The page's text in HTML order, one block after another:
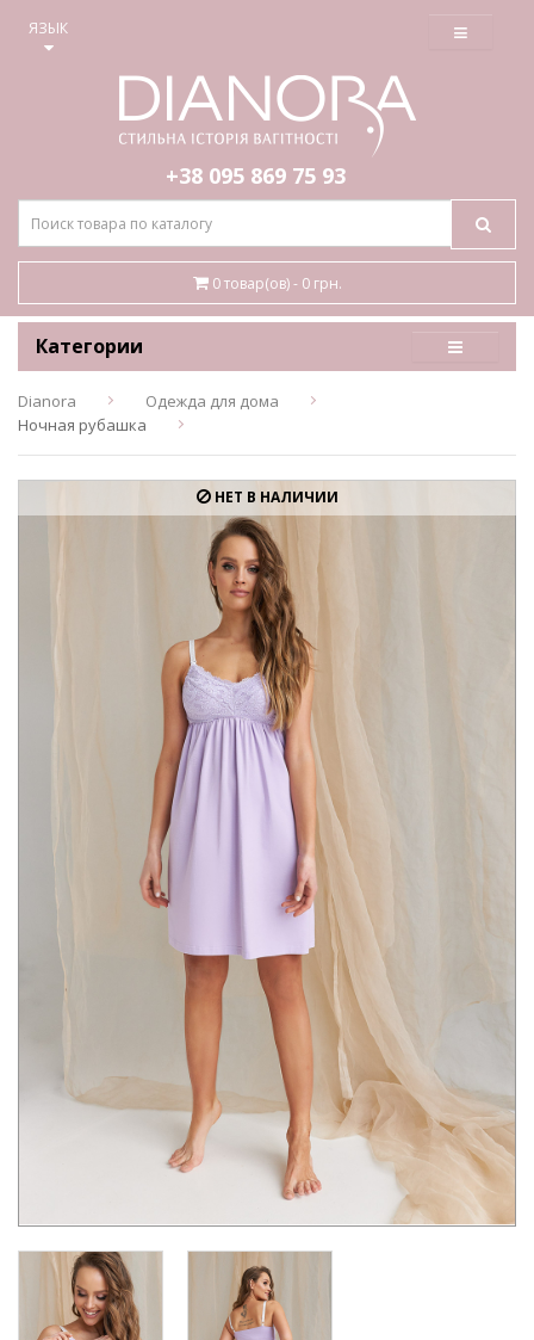
ЯЗЫК ≡
+38 095 869 75 93
0 товар(ов) - 0 грн.
Категории
Dianora
Одежда для дома
Ночная рубашка
НЕТ В НАЛИЧИИ